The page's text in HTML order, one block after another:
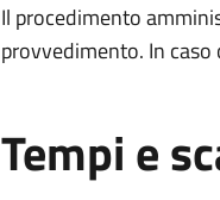
Il procedimento
provvedimento. In caso
Tempi e